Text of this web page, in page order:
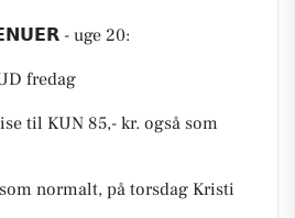
- uge 20:
fredag
til KUN 85,- kr. også som
normalt, på torsdag Kristi